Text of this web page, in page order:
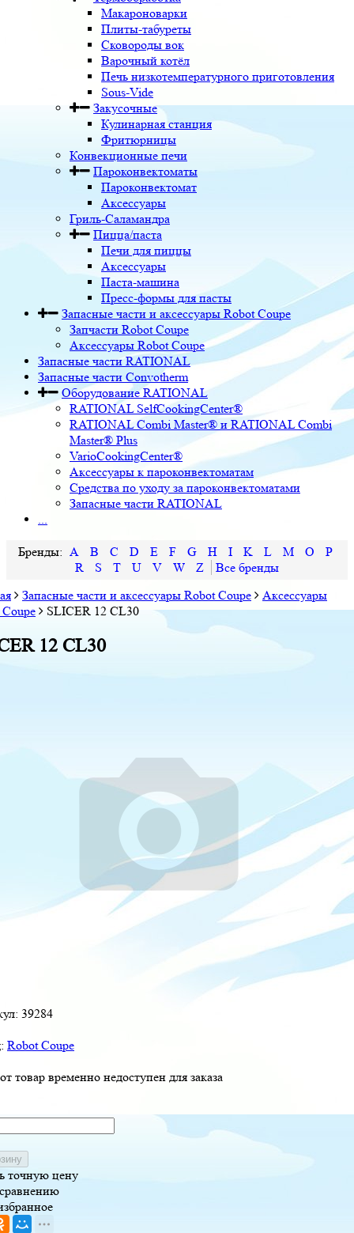
Макароноварки
Плиты-табуреты
Сковороды вок
Варочный котёл
Печь низкотемпературного приготовления
Sous-Vide
Закусочные
Кулинарная станция
Фритюрницы
Конвекционные печи
Пароконвектоматы
Пароконвектомат
Аксессуары
Гриль-Саламандра
Пицца/паста
Печи для пиццы
Аксессуары
Паста-машина
Пресс-формы для пасты
Запасные части и аксессуары Robot Coupe
Запчасти Robot Coupe
Аксессуары Robot Coupe
Запасные части RATIONAL
Запасные части Convotherm
Оборудование RATIONAL
RATIONAL SelfCookingCenter®
RATIONAL Combi Master® и RATIONAL Combi
Master® Plus
VarioCookingCenter®
Аксессуары к пароконвектоматам
Средства по уходу за пароконвектоматами
Запасные части RATIONAL
...
A B C D E F G H I K L M O
P
R
S T U V W
Z
Запасные части и аксессуары Robot Coupe
Аксессуары
SLICER 12 CL30
12 CL30
39284
Robot Coupe
товар временно недоступен для заказа
точную цену